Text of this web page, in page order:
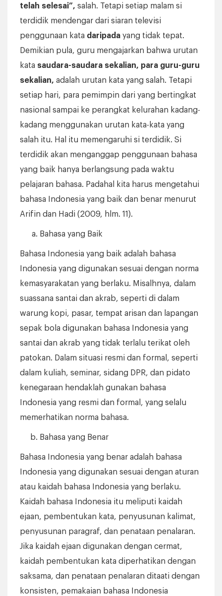
telah selesai”, salah. Tetapi setiap malam si
terdidik mendengar dari siaran televisi
penggunaan kata daripada yang tidak tepat.
Demikian pula, guru mengajarkan bahwa urutan
kata saudara-saudara sekalian, para guru-guru
sekalian, adalah urutan kata yang salah. Tetapi
setiap hari, para pemimpin dari yang bertingkat
nasional sampai ke perangkat kelurahan kadang-
kadang menggunakan urutan kata-kata yang
salah itu. Hal itu memengaruhi si terdidik. Si
terdidik akan menganggap penggunaan bahasa
yang baik hanya berlangsung pada waktu
pelajaran bahasa. Padahal kita harus mengetahui
bahasa Indonesia yang baik dan benar menurut
Arifin dan Hadi (2009, hlm. 11).
Bahasa yang Baik
Bahasa Indonesia yang baik adalah bahasa
Indonesia yang digunakan sesuai dengan norma
kemasyarakatan yang berlaku. Misalhnya, dalam
suassana santai dan akrab, seperti di dalam
warung kopi, pasar, tempat arisan dan lapangan
sepak bola digunakan bahasa Indonesia yang
santai dan akrab yang tidak terlalu terikat oleh
patokan. Dalam situasi resmi dan formal, seperti
dalam kuliah, seminar, sidang DPR, dan pidato
kenegaraan hendaklah gunakan bahasa
Indonesia yang resmi dan formal, yang selalu
memerhatikan norma bahasa.
Bahasa yang Benar
Bahasa Indonesia yang benar adalah bahasa
Indonesia yang digunakan sesuai dengan aturan
atau kaidah bahasa Indonesia yang berlaku.
Kaidah bahasa Indonesia itu meliputi kaidah
ejaan, pembentukan kata, penyusunan kalimat,
penyusunan paragraf, dan penataan penalaran.
Jika kaidah ejaan digunakan dengan cermat,
kaidah pembentukan kata diperhatikan dengan
saksama, dan penataan penalaran ditaati dengan
konsisten, pemakaian bahasa Indonesia